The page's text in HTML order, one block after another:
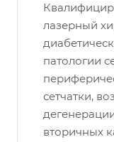
лазерный
патологии
сетчатки,
вторичных